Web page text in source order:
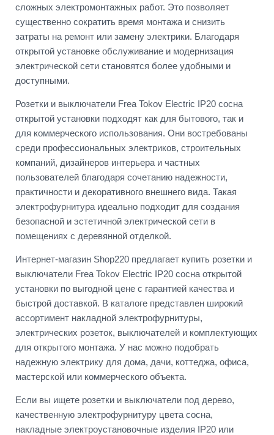
сложных электромонтажных работ. Это позволяет
существенно сократить время монтажа и снизить
затраты на ремонт или замену электрики. Благодаря
открытой установке обслуживание и модернизация
электрической сети становятся более удобными и
доступными.
Розетки и выключатели Frea Tokov Electric IP20 сосна
открытой установки подходят как для бытового, так и
для коммерческого использования. Они востребованы
среди профессиональных электриков, строительных
компаний, дизайнеров интерьера и частных
пользователей благодаря сочетанию надежности,
практичности и декоративного внешнего вида. Такая
электрофурнитура идеально подходит для создания
безопасной и эстетичной электрической сети в
помещениях с деревянной отделкой.
Интернет-магазин Shop220 предлагает купить розетки и
выключатели Frea Tokov Electric IP20 сосна открытой
установки по выгодной цене с гарантией качества и
быстрой доставкой. В каталоге представлен широкий
ассортимент накладной электрофурнитуры,
электрических розеток, выключателей и комплектующих
для открытого монтажа. У нас можно подобрать
надежную электрику для дома, дачи, коттеджа, офиса,
мастерской или коммерческого объекта.
Если вы ищете розетки и выключатели под дерево,
качественную электрофурнитуру цвета сосна,
накладные электроустановочные изделия IP20 или